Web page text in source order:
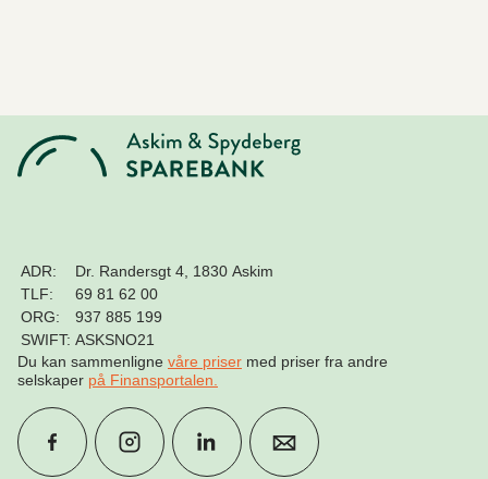
ADR:
Dr. Randersgt 4, 1830 Askim
TLF:
69 81 62 00
ORG:
937 885 199
SWIFT: ASKSNO21
Du kan sammenligne våre priser med priser fra andre
selskaper på Finansportalen